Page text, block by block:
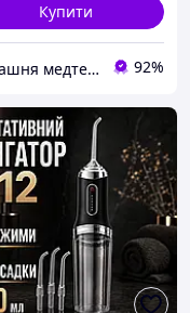
Купити
Домашня медтехніка та ортопедичні товари 92%